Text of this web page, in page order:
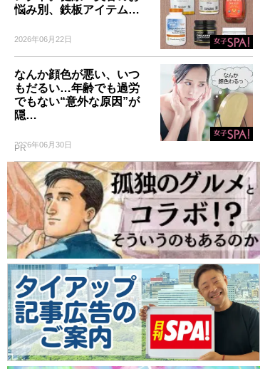
悩み別、鉄板アイテム…
2026年06月22日
なんか顔色が悪い、いつ
もだるい…年齢でも過労
でもない“意外な原因”が
隠…
2026年06月30日
PR